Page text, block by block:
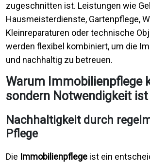
zugeschnitten ist. Leistungen wie
Hausmeisterdienste, Gartenpflege,
Kleinreparaturen oder technische
werden flexibel kombiniert, um die
und nachhaltig zu betreuen.
Warum Immobilienpflege
sondern Notwendigkeit ist
Nachhaltigkeit durch
Pflege
Die Immobilienpflege ist ein